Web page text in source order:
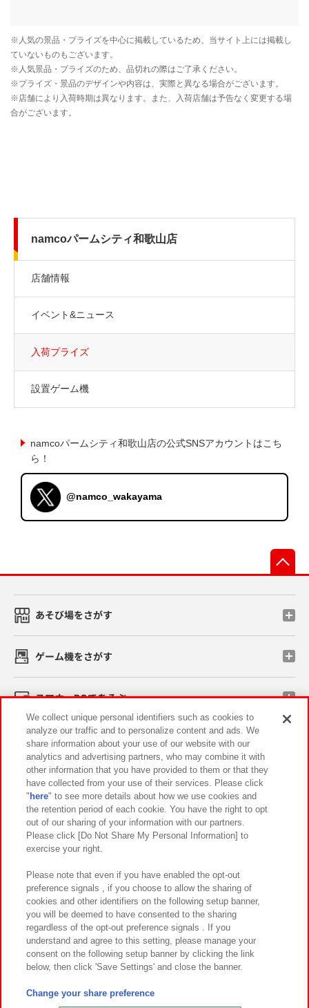
namcoパームシティ和歌山店
店舗情報
イベント&ニュース
入荷プライズ
設置ゲーム機
namcoパームシティ和歌山店の公式SNSアカウントはこち
ら！
@namco_wakayama
あそび場をさがす
ゲーム機をさがす
スマホ・PCであそぶ
イベント・キャンペーン
関連会社 サステナビリティ サイトポリシー
プライバシーポリシー ウェブアクセシビリティ方針と検証結果
お取引先さまとともに
カスタマーハラスメント対応方針 よくあるご質問・お問い合わせ
©Bandai Namco Amusement Inc.
©Bandai Namco Amusement Lab Inc.
We collect unique personal identifiers such as cookies to
analyze our traffic and to personalize content and ads. We
share information about your use of our website with our
analytics and advertising partners, who may combine it with
other information that you have provided to them or that they
have collected from your use of their services. Please click
" here" to see more details about how we use cookies and
the retention period of each cookie. You have the right to opt
out of our sharing of your information with our partners.
Please click [Do Not Share My Personal Information] to
exercise your right.
Please note that even if you have enabled the opt-out
preference signals , if you choose to allow the sharing of
cookies and other identifiers on the following setup banner,
you will be deemed to have consented to the sharing
regardless of the opt-out preference signals . If you
understand and agree to this setting, please manage your
consent on the following setup banner by clicking the link
below, then click 'Save Settings' and close the banner.
Change your share preference